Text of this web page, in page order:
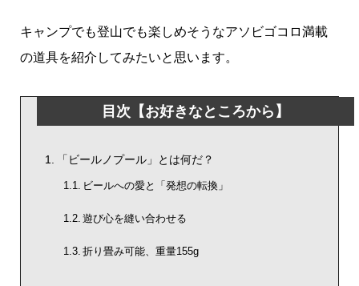
キャンプでも登山でも楽しめそうなアソビゴコロ満載
の道具を紹介してみたいと思います。
目次【お好きなところから】
「ビールノプール」とは何だ？
ビールへの愛と「発想の転換」
遊び心を縫い合わせる
折り畳み可能、重量155g